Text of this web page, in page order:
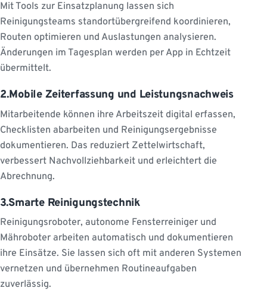
Mit Tools zur Einsatzplanung lassen sich
Reinigungsteams standortübergreifend koordinieren,
Routen optimieren und Auslastungen analysieren.
Änderungen im Tagesplan werden per App in Echtzeit
übermittelt.
2.Mobile Zeiterfassung und Leistungsnachweis
Mitarbeitende können ihre Arbeitszeit digital erfassen,
Checklisten abarbeiten und Reinigungsergebnisse
dokumentieren. Das reduziert Zettelwirtschaft,
verbessert Nachvollziehbarkeit und erleichtert die
Abrechnung.
3.Smarte Reinigungstechnik
Reinigungsroboter, autonome Fensterreiniger und
Mähroboter arbeiten automatisch und dokumentieren
ihre Einsätze. Sie lassen sich oft mit anderen Systemen
vernetzen und übernehmen Routineaufgaben
zuverlässig.